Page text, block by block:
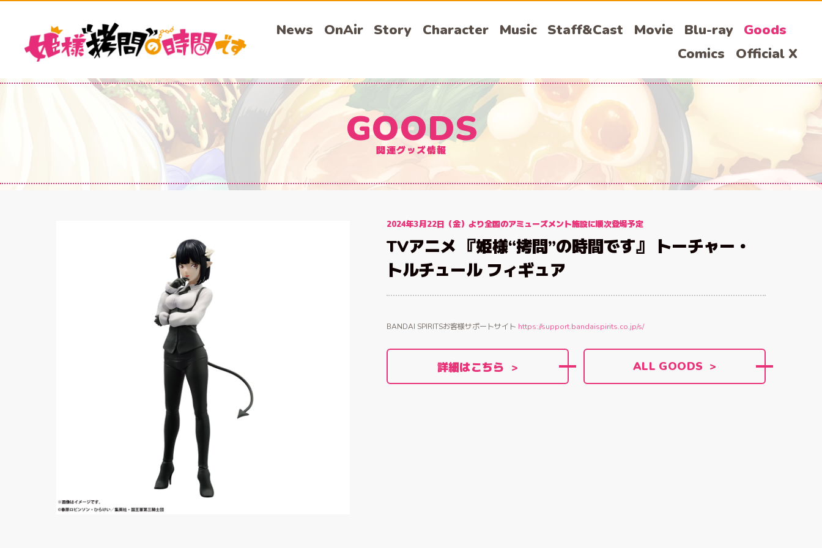
News OnAir Story Character Music Staff&Cast Movie Blu-ray
Goods
Comics
Official X
GOODS
関連グッズ情報
2024年3月22日（金）より全国のアミューズメント施設に順次登場予定
TVアニメ 『姫様“拷問”の時間です』 トーチャー・
トルチュール フィギュア
BANDAI SPIRITSお客様サポートサイト https://support.bandaispirits.co.jp/s/
詳細はこちら > ALL GOODS >